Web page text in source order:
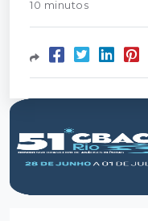
10 minutos